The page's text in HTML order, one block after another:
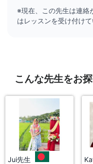
※現在、この先生は連絡
はレッスンを受け付けて
こんな先生をお
Jui先生